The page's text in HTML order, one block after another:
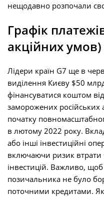
нещодавно розпочали
Графік
акційних умов)
Лідери країн G7 ще в
виділення Києву $50
фінансуватися коштом
заморожених російських
початку
в лютому 2022 року.
або інші інвестиційні
включаючи ризик втрати
інвестицій. Важливо,
позичальника не було
поточними кредитами.